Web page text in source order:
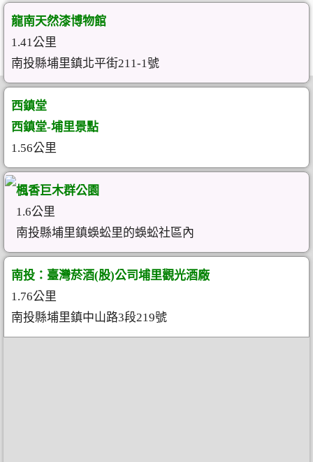
龍南天然漆博物館
1.41公里
南投縣埔里鎮北平街211-1號
西鎮堂
西鎮堂-埔里景點
1.56公里
楓香巨木群公園
1.6公里
南投縣埔里鎮蜈蚣里的蜈蚣社區內
南投：臺灣菸酒(股)公司埔里觀光酒廠
1.76公里
南投縣埔里鎮中山路3段219號